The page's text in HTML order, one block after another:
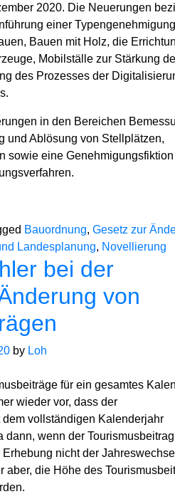
2020. Die Neuerungen
einer
Bauen mit Holz, die
Mobilställe zur Stärkung
des Prozesses der
in den Bereichen
und Ablösung von Stellplätzen,
sowie eine
Bauordnung, Gesetz zur
Landesplanung, Novellierung
bei der
von
by Loh
für ein gesamtes
wieder vor, dass der
vollständigen Kalenderjahr
dann, wenn der Tourismusbeitrag
nicht der
aber, die Höhe des